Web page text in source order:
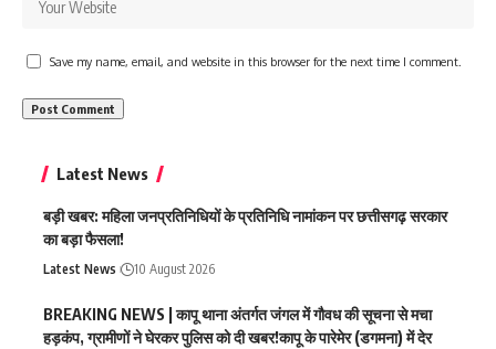
Save my name, email, and website in this browser for the next time I comment.
Latest News
बड़ी खबर: महिला जनप्रतिनिधियों के प्रतिनिधि नामांकन पर छत्तीसगढ़ सरकार
का बड़ा फैसला!
Latest News 10 August 2026
BREAKING NEWS | कापू थाना अंतर्गत जंगल में गौवध की सूचना से मचा
हड़कंप, ग्रामीणों ने घेरकर पुलिस को दी खबर!कापू के पारेमेर (डगमना) में देर